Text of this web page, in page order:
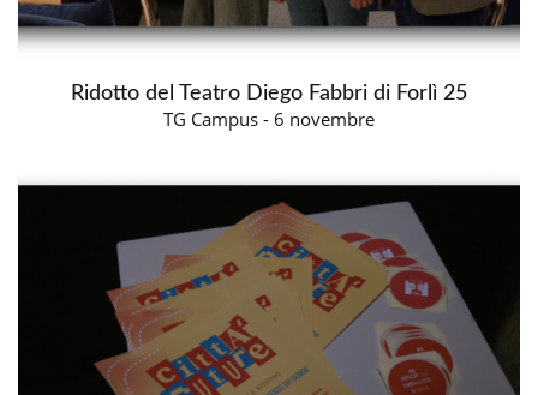
Ridotto del Teatro Diego Fabbri di Forlì 25
TG Campus - 6 novembre